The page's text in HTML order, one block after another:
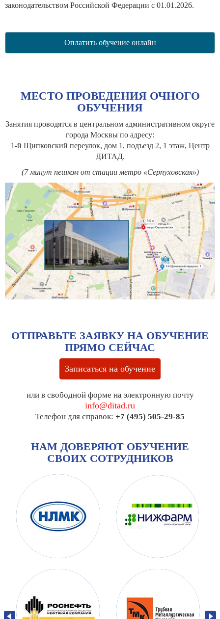
законодательством Российской Федерации с 01.01.2026.
Оплатить обучение онлайн
МЕСТО ПРОВЕДЕНИЯ ОЧНОГО
ОБУЧЕНИЯ
Занятия проводятся в центральном административном округе
города Москвы по адресу:
1-й Щипковский переулок, дом 1, подъезд 2, 1 этаж, Центр
ДИТАД.
(7 минут пешком от стации метро «Серпуховская»)
ОТПРАВЬТЕ ЗАЯВКУ НА ОБУЧЕНИЕ
ПРЯМО СЕЙЧАС
Записаться на обучение
или в свободной форме на электронную почту
info@ditad.ru
Телефон для справок: +7 (495) 505-29-85
НАМ ДОВЕРЯЮТ ОБУЧЕНИЕ
СВОИХ СОТРУДНИКОВ